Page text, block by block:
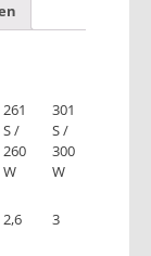
261
S /
260
W
301
S /
300
W
2,6 3